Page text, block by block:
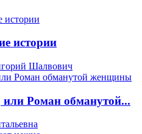
истории
Шалвович
или Роман обманутой...